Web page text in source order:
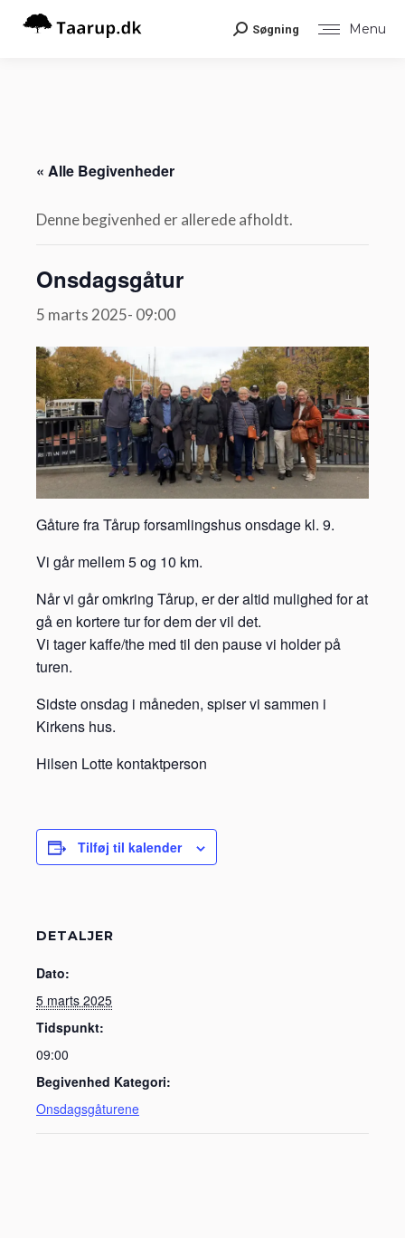
Menu
Search:
Søgning
« Alle Begivenheder
Denne begivenhed er allerede afholdt.
Onsdagsgåtur
5 marts 2025- 09:00
Gåture fra Tårup forsamlingshus onsdage kl. 9.
Vi går mellem 5 og 10 km.
Når vi går omkring Tårup, er der altid mulighed for at
gå en kortere tur for dem der vil det.
Vi tager kaffe/the med til den pause vi holder på
turen.
Sidste onsdag i måneden, spiser vi sammen i
Kirkens hus.
Hilsen Lotte kontaktperson
Tilføj til kalender
DETALJER
Dato:
5 marts 2025
Tidspunkt:
09:00
Begivenhed Kategori:
Onsdagsgåturene